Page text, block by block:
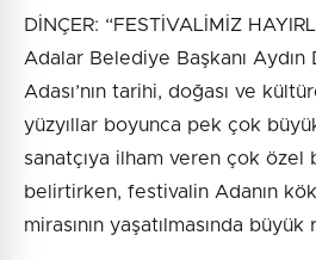
DİNÇER: “FESTİVALİMİZ
Adalar Belediye Başkanı Aydın
Adası’nın tarihi, doğası ve
yüzyıllar boyunca pek çok
sanatçıya ilham veren çok özel
belirtirken, festivalin Adanın
mirasının yaşatılmasında